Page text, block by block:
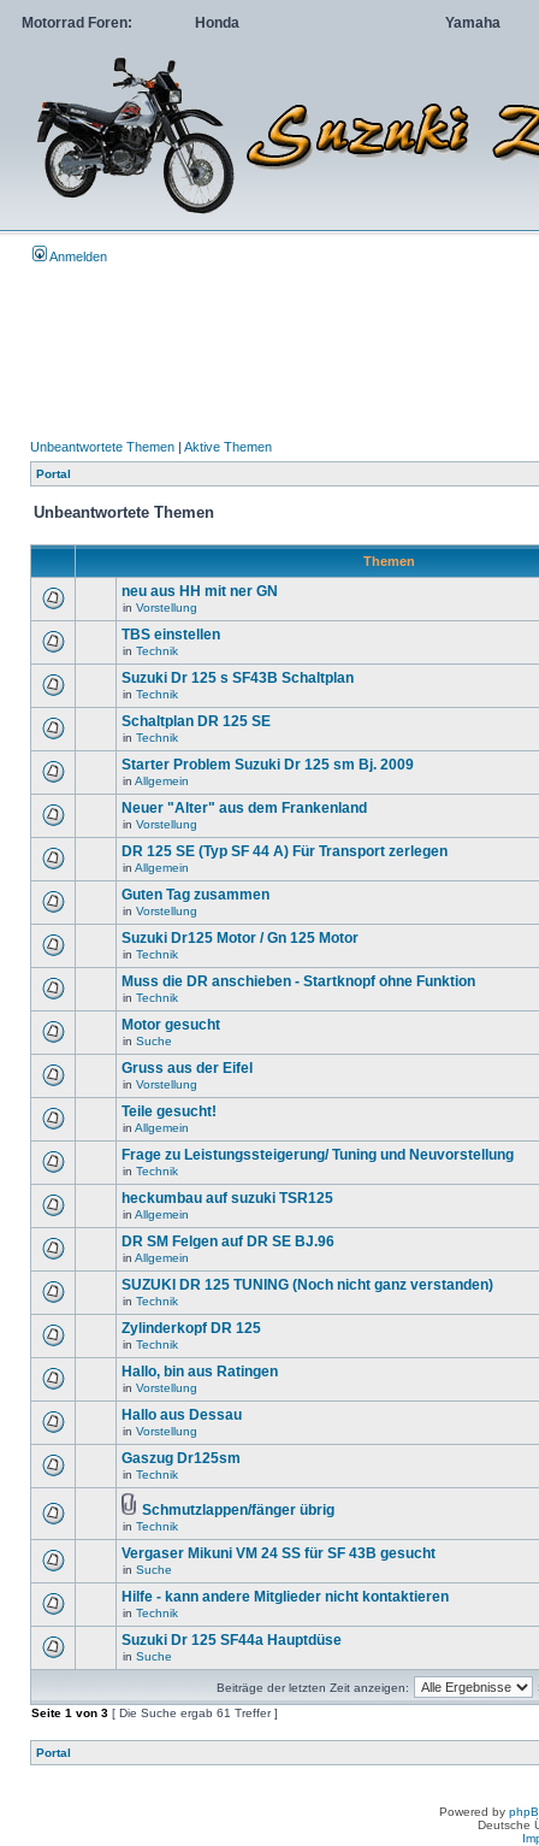
Motorrad Foren: Honda Yamaha
Anmelden
Unbeantwortete Themen | Aktive Themen
Portal
Unbeantwortete Themen
Themen
neu aus HH mit ner GN
in Vorstellung
TBS einstellen
in Technik
Suzuki Dr 125 s SF43B Schaltplan
in Technik
Schaltplan DR 125 SE
in Technik
Starter Problem Suzuki Dr 125 sm Bj. 2009
in Allgemein
Neuer "Alter" aus dem Frankenland
in Vorstellung
DR 125 SE (Typ SF 44 A) Für Transport zerlegen
in Allgemein
Guten Tag zusammen
in Vorstellung
Suzuki Dr125 Motor / Gn 125 Motor
in Technik
Muss die DR anschieben - Startknopf ohne Funktion
in Technik
Motor gesucht
in Suche
Gruss aus der Eifel
in Vorstellung
Teile gesucht!
in Allgemein
Frage zu Leistungssteigerung/ Tuning und Neuvorstellung
in Technik
heckumbau auf suzuki TSR125
in Allgemein
DR SM Felgen auf DR SE BJ.96
in Allgemein
SUZUKI DR 125 TUNING (Noch nicht ganz verstanden)
in Technik
Zylinderkopf DR 125
in Technik
Hallo, bin aus Ratingen
in Vorstellung
Hallo aus Dessau
in Vorstellung
Gaszug Dr125sm
in Technik
Schmutzlappen/fänger übrig
in Technik
Vergaser Mikuni VM 24 SS für SF 43B gesucht
in Suche
Hilfe - kann andere Mitglieder nicht kontaktieren
in Technik
Suzuki Dr 125 SF44a Hauptdüse
in Suche
Beiträge der letzten Zeit anzeigen:
Seite 1 von 3 [ Die Suche ergab 61 Treffer ]
Portal
Powered by
Deutsche